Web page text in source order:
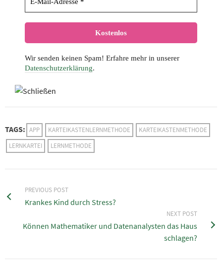
Wir senden keinen Spam! Erfahre mehr in unserer
Datenschutzerklärung.
TAGS: APP KARTEIKASTENLERNMETHODE
KARTEIKASTENMETHODE
LERNKARTEI
LERNMETHODE
PREVIOUS POST
Krankes Kind durch Stress?
NEXT POST
Können Mathematiker und Datenanalysten das Haus
schlagen?